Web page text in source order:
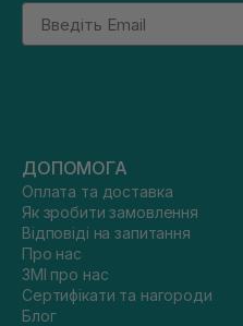
Email
ДОПОМОГА
Оплата та доставка
Як зробити замовлення
Відповіді на запитання
Про нас
ЗМІ про нас
Сертифікати та нагороди
Блог